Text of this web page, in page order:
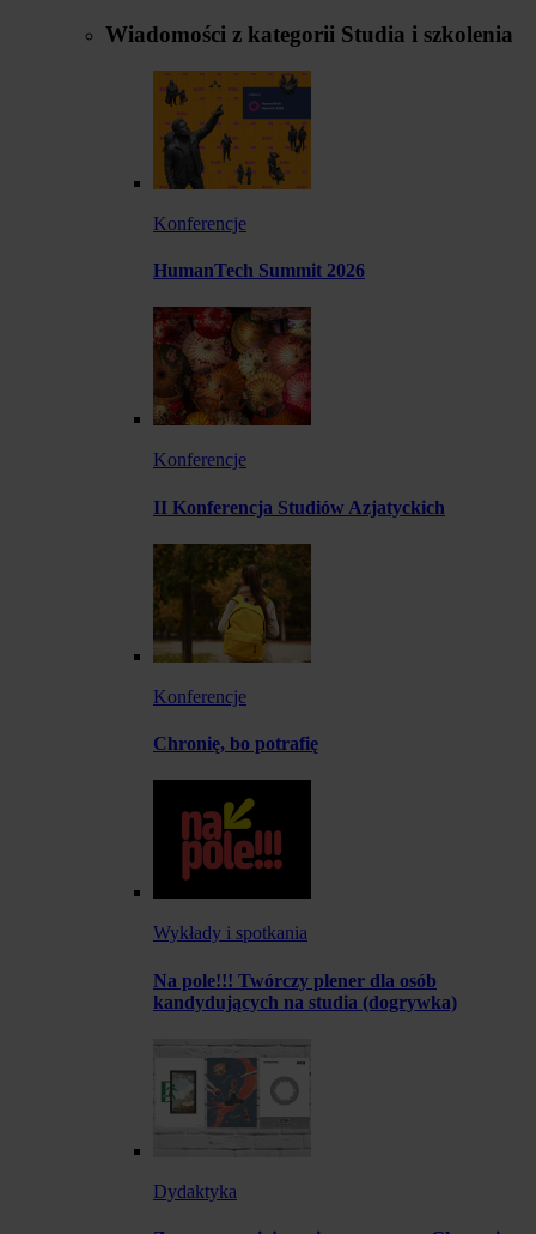
Wiadomości z kategorii Studia i szkolenia
Konferencje
HumanTech Summit 2026
Konferencje
II Konferencja Studiów Azjatyckich
Konferencje
Chronię, bo potrafię
Wykłady i spotkania
Na pole!!! Twórczy plener dla osób
kandydujących na studia (dogrywka)
Dydaktyka